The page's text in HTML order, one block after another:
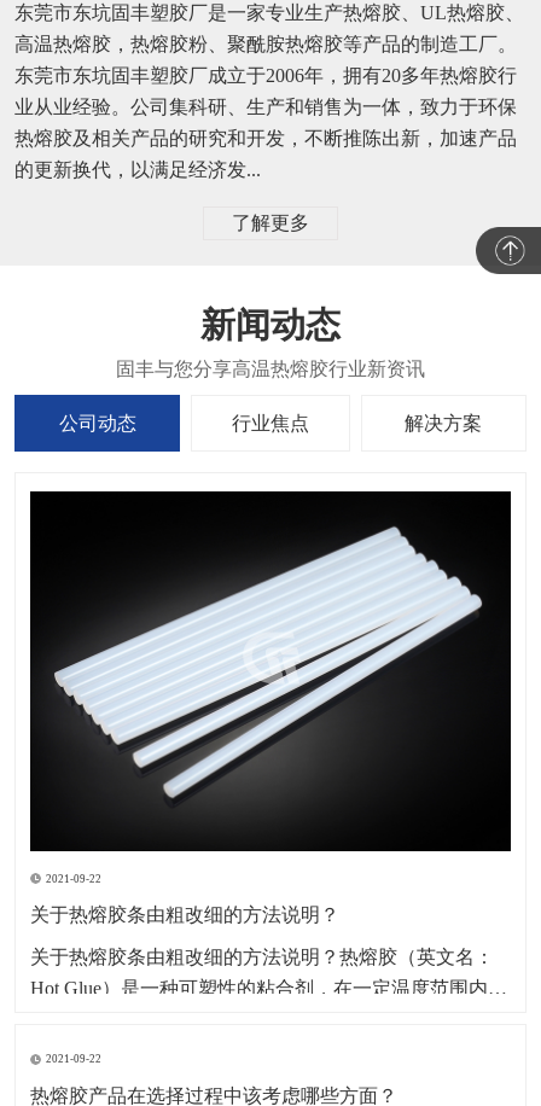
东莞市东坑固丰塑胶厂是一家专业生产热熔胶、UL热熔胶、
高温热熔胶，热熔胶粉、聚酰胺热熔胶等产品的制造工厂。
东莞市东坑固丰塑胶厂成立于2006年，拥有20多年热熔胶行
业从业经验。公司集科研、生产和销售为一体，致力于环保
热熔胶及相关产品的研究和开发，不断推陈出新，加速产品
的更新换代，以满足经济发...
了解更多
新闻动态
公司动态 行业焦点 解决方案
2021-09-22
关于热熔胶条由粗改细的方法说明？
​关于热熔胶条由粗改细的方法说明？热熔胶（英文名：
Hot Glue）是一种可塑性的粘合剂，在一定温度范围内其
无味，属环保型化学产品。因其产品本身系固体，便于
包装、运输、存储、无溶剂、无污染、无毒型；以及生
2021-09-22
热熔胶产品在选择过程中该考虑哪些方面？